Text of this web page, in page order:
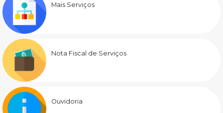
Mais Serviços
Nota Fiscal de Serviços
Ouvidoria